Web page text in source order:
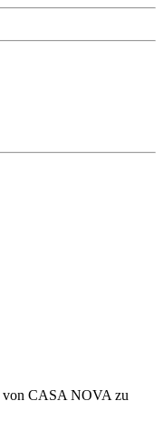
von CASA NOVA zu